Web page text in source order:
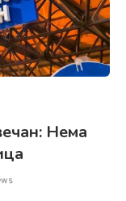
Нема